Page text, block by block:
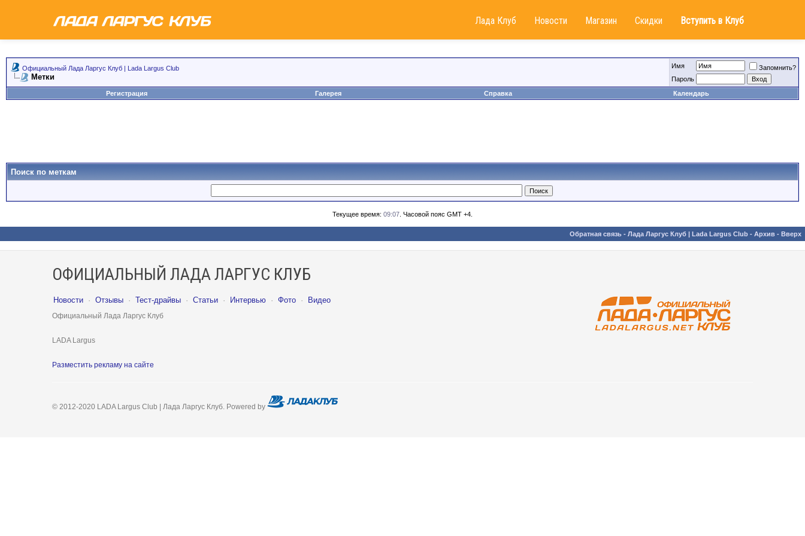
Лада Клуб Новости Магазин Скидки Вступить в Клуб
Официальный Лада Ларгус Клуб | Lada Largus Club
Метки
Имя
Запомнить?
Пароль
Регистрация
Галерея Справка Календарь
Поиск по меткам
Текущее время: 09:07 . Часовой пояс GMT +4.
Обратная связь - Лада Ларгус Клуб | Lada Largus Club - Архив - Вверх
ОФИЦИАЛЬНЫЙ ЛАДА ЛАРГУС КЛУБ
Новости · Отзывы · Тест-драйвы · Статьи · Интервью · Фото · Видео
Официальный Лада Ларгус Клуб
LADA Largus
Разместить рекламу на сайте
© 2012-2020 LADA Largus Club | Лада Ларгус Клуб. Powered by